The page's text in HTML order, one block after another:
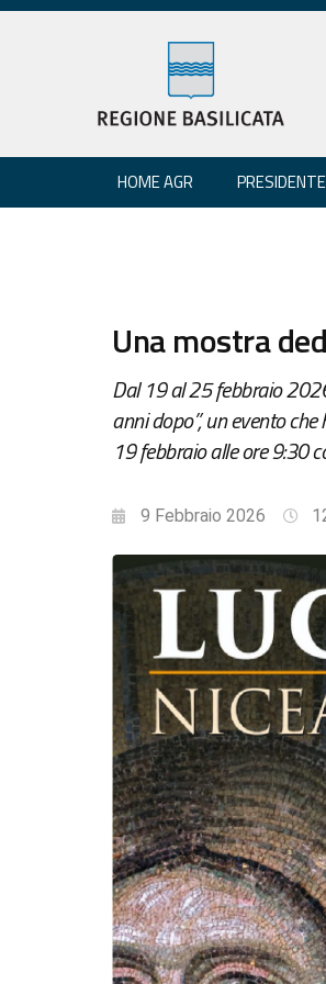
HOME AGR
Una mostra
Dal 19 al 25 febbraio
anni dopo”, un evento
19 febbraio alle ore 9:30
9 Febbraio 2026